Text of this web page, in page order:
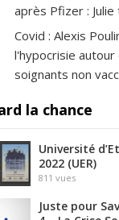
après Pfizer :
Covid : Alexis
l'hypocrisie autour
soignants non
la chance
Université
2022 (UER)
811 vues
Juste pour